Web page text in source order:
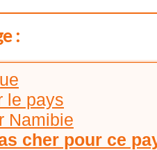
:
le pays
Namibie
cher pour ce